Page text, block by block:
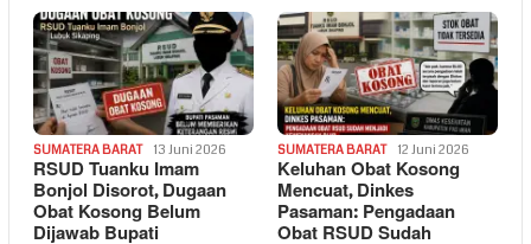
SUMATERA BARAT 13 Juni 2026
RSUD Tuanku Imam
Bonjol Disorot, Dugaan
Obat Kosong Belum
Dijawab Bupati
SUMATERA BARAT 12 Juni 2026
Keluhan Obat Kosong
Mencuat, Dinkes
Pasaman: Pengadaan
Obat RSUD Sudah